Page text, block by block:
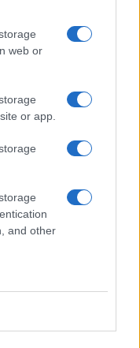
web or
or app.
and other